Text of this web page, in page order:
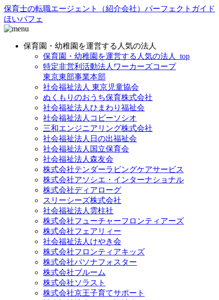
保育士の転職エージェント（紹介会社）パーフェクトガイド
ほいパフェ
保育園・幼稚園を運営する人気の法人
保育園・幼稚園を運営する人気の法人_top
特定非営利活動法人ワーカーズコープ
東京東部事業本部
社会福祉法人 東京児童協会
ぬくもりのおうち保育株式会社
社会福祉法人ひまわり福祉会
社会福祉法人コビーソシオ
三和エンジニアリング株式会社
社会福祉法人日の出福祉会
社会福祉法人国立保育会
社会福祉法人森友会
株式会社テンダーラビングケアサービス
株式会社アソシエ・インターナショナル
株式会社ディアローグ
スリーシーズ株式会社
社会福祉法人雲柱社
株式会社フューチャーフロンティアーズ
株式会社フェアリィー
社会福祉法人けやき会
株式会社フロンティアキッズ
株式会社パソナフォスター
株式会社ブルーム
株式会社ソラスト
株式会社京王子育てサポート